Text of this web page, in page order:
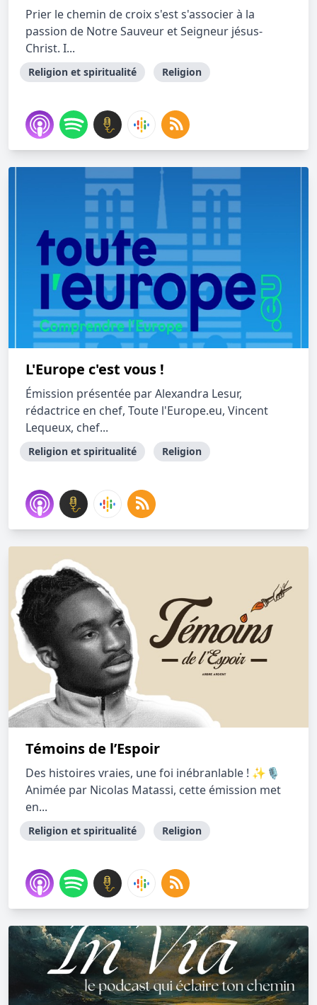
Prier le chemin de croix s'est s'associer à la
passion de Notre Sauveur et Seigneur jésus-
Christ. I...
Religion et spiritualité Religion
L'Europe c'est vous !
Émission présentée par Alexandra Lesur,
rédactrice en chef, Toute l'Europe.eu, Vincent
Lequeux, chef...
Religion et spiritualité Religion
Témoins de l’Espoir
Des histoires vraies, une foi inébranlable ! ✨🎙️
Animée par Nicolas Matassi, cette émission met
en...
Religion et spiritualité Religion